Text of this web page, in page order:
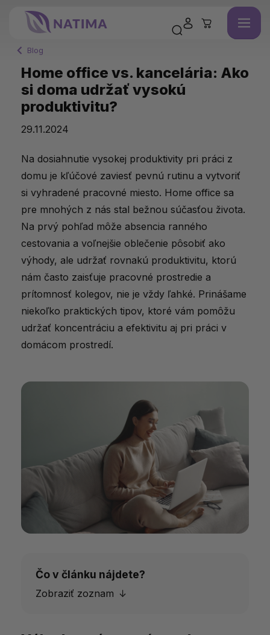
Blog
Home office vs. kancelária: Ako
si doma udržať vysokú
produktivitu?
29.11.2024
Na dosiahnutie vysokej produktivity pri práci z
domu je kľúčové zaviesť pevnú rutinu a vytvoriť
si vyhradené pracovné miesto. Home office sa
pre mnohých z nás stal bežnou súčasťou života.
Na prvý pohľad môže absencia ranného
cestovania a voľnejšie oblečenie pôsobiť ako
výhody, ale udržať rovnakú produktivitu, ktorú
nám často zaisťuje pracovné prostredie a
prítomnosť kolegov, nie je vždy ľahké. Prinášame
niekoľko praktických tipov, ktoré vám pomôžu
udržať koncentráciu a efektivitu aj pri práci v
domácom prostredí.
Čo v článku nájdete?
Zobraziť zoznam